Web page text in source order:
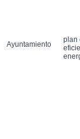
Ayuntamiento
plan